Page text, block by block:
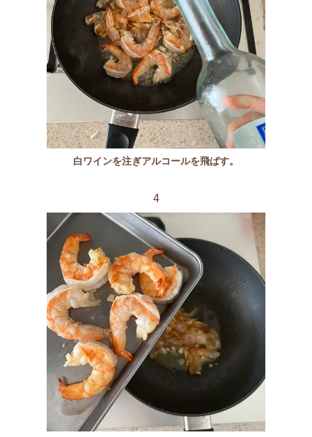
白ワインを注ぎアルコールを飛ばす。
4